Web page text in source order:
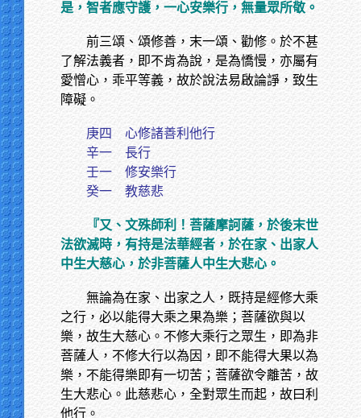
是，智者應守護，一心安樂行，無量眾所敬。
前三頌、頌修善，末一頌、勸修。於不甚
了解法義者，即不肯為說，是為憍慢，亦屬有
愛憎心，乖平等義，故於說法易啟論諍，致生
障礙。
庚四 心修諸善利他行
辛一 長行
壬一 修安樂行
癸一 教慈悲
『又、文殊師利！菩薩摩訶薩，於後末世
法欲滅時，有持是法華經者，於在家、出家人
中生大慈心，於非菩薩人中生大悲心。
無論為在家、出家之人，既持是經修大乘
之行，必以能得大乘之果為樂；菩薩欲與以
樂，故生大慈心。不修大乘行之眾生，即為非
菩薩人，不修大行以為因，即不能得大果以為
樂，不能得樂即有一切苦；菩薩欲令離苦，故
生大悲心。此慈悲心，全對眾生而起，故曰利
他行。